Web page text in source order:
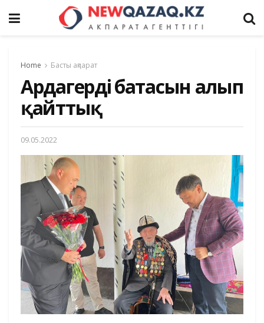
Home Басты ақпарат
Ардагердің батасын алып
қайттық
09.05.2022